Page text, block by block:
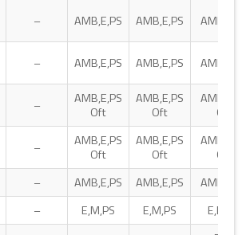
– AMB,E,PS AMB,E,PS
– AMB,E,PS AMB,E,PS
–
AMB,E,PS
Oft
AMB,E,PS
Oft
Oft
–
AMB,E,PS
Oft
AMB,E,PS
Oft
Oft
– AMB,E,PS AMB,E,PS
– E,M,PS E,M,PS
E,M,PS